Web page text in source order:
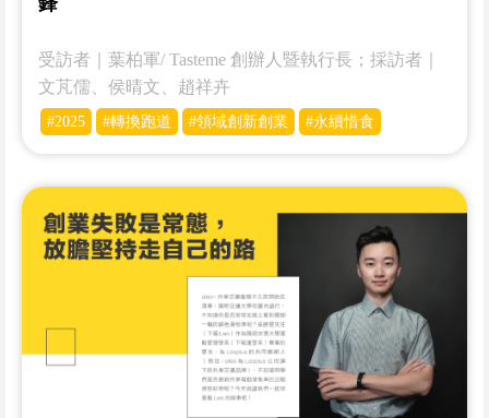
受訪者｜葉柏軍/ Tasteme 創辦人暨執行長；採訪者｜
文芃儒、侯晴文、趙祥卉
#2025 #轉換跑道 #領域創新創業 #永續惜食